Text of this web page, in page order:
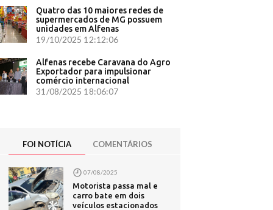
CNN
-
na
Quatro das 10 maiores redes de
supermercados de MG possuem
unidades em Alfenas
19/10/2025 12:12:06
Alfenas recebe Caravana do Agro
Exportador para impulsionar
comércio internacional
31/08/2025 18:06:07
FOI NOTÍCIA COMENTÁRIOS
07/08/2025
Motorista passa mal e
carro bate em dois
veículos estacionados